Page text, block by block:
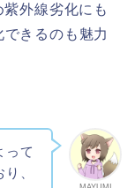
外線劣化にも
きるのも魅力
って
、